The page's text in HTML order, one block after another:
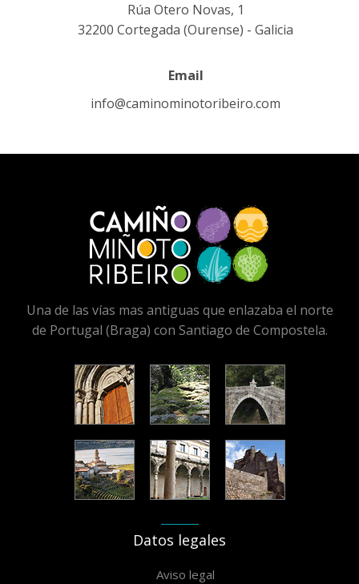
Rúa Otero Novas, 1
32200 Cortegada (Ourense) - Galicia
Email
info@caminominotoribeiro.com
Una de las vías mas antiguas que enlazaba el norte
de Portugal (Braga) con Santiago de Compostela.
Datos legales
Aviso legal